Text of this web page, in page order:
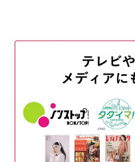
玉ねぎ塩麹の作り方
酒粕ペーストの作り方
酒粕豆乳グラタンの作り方
完成♪